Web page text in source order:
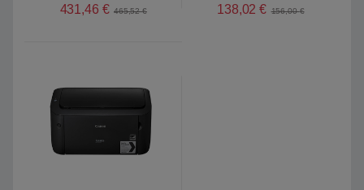
431,46 € 465,52€ 138,02€ 156,00€